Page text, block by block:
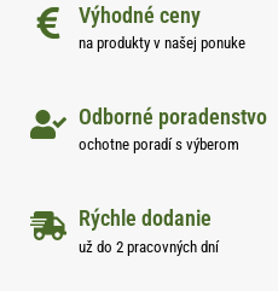
Výhodné ceny
na produkty v našej ponuke
Odborné poradenstvo
ochotne poradí s výberom
Rýchle dodanie
už do 2 pracovných dní